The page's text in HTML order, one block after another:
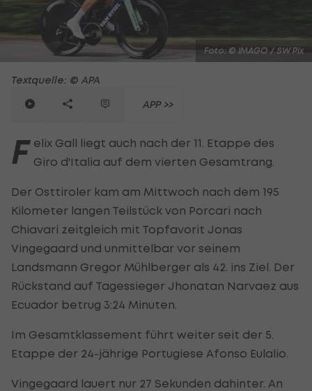
Foto: © IMAGO / SW Pix
Textquelle: © APA
APP >>
F elix Gall liegt auch nach der 11. Etappe des
Giro d'Italia auf dem vierten Gesamtrang.
Der Osttiroler kam am Mittwoch nach dem 195
Kilometer langen Teilstück von Porcari nach
Chiavari zeitgleich mit Topfavorit Jonas
Vingegaard und unmittelbar vor seinem
Landsmann Gregor Mühlberger als 42. ins Ziel. Der
Rückstand auf Tagessieger Jhonatan Narvaez aus
Ecuador betrug 3:24 Minuten.
Im Gesamtklassement führt weiter seit der 5.
Etappe der 24-jährige Portugiese Afonso Eulalio.
Vingegaard lauert nur 27 Sekunden dahinter. An